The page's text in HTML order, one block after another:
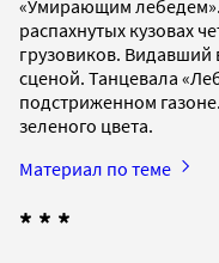
«Умирающим
распахнутых кузовах
грузовиков.
сценой. Танцевала
подстриженном
зеленого цвета.
Материал по теме
* * *